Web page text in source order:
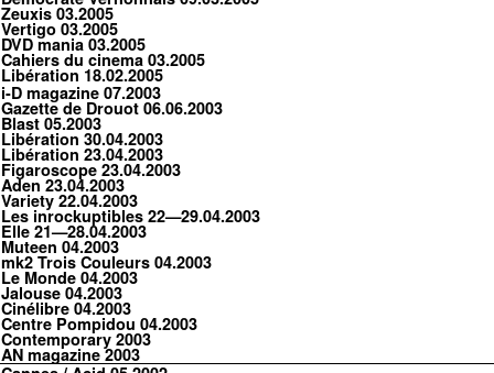
Zeuxis 03.2005
Vertigo 03.2005
DVD mania 03.2005
Cahiers du cinema 03.2005
Libération 18.02.2005
i-D magazine 07.2003
Gazette de Drouot 06.06.2003
Blast 05.2003
Libération 30.04.2003
Libération 23.04.2003
Figaroscope 23.04.2003
Aden 23.04.2003
Variety 22.04.2003
Les inrockuptibles 22—29.04.2003
Elle 21—28.04.2003
Muteen 04.2003
mk2 Trois Couleurs 04.2003
Le Monde 04.2003
Jalouse 04.2003
Cinélibre 04.2003
Centre Pompidou 04.2003
Contemporary 2003
AN magazine2003